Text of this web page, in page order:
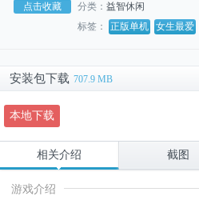
点击收藏
分类： 益智休闲
标签：
正版单机 女生最爱
安装包下载 707.9 MB
本地下载
相关介绍 截图
游戏介绍